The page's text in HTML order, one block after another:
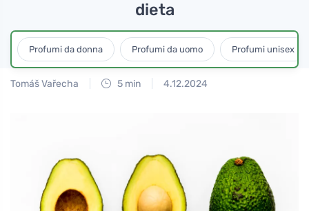
dieta
Profumi da donna Profumi da uomo Profumi unisex
Tomáš Vařecha 5 min 4.12.2024